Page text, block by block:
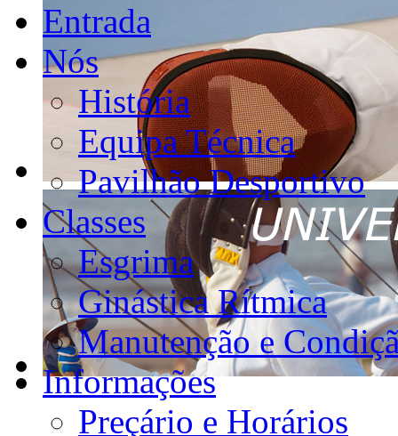
Entrada
Nós
História
Equipa Técnica
Pavilhão Desportivo
Classes
Esgrima
Ginástica Rítmica
Manutenção e
Informações
Preçário e Horários